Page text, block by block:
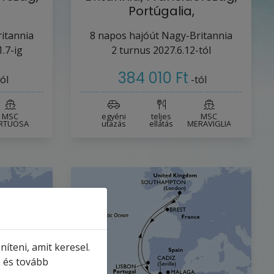
ig
MSC
Portúgalia,
8 napos hajóút Nagy-Britannia
2 turnus 2027.6.12-tól
384 010 Ft -tól
egyéni
utazás
teljes
ellátás
MSC
MERAVIGLIA
amit keresel.
tovább